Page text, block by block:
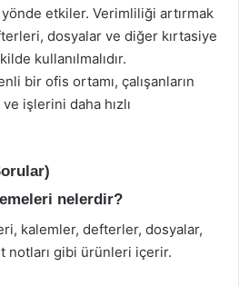
etkiler. Verimliliği artırmak
dosyalar ve diğer kırtasiye
kullanılmalıdır.
bir ofis ortamı, çalışanların
işlerini daha hızlı
nelerdir?
kalemler, defterler, dosyalar,
notları gibi ürünleri içerir.